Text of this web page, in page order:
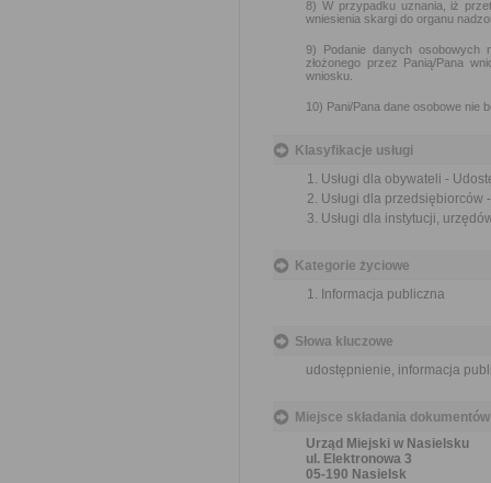
8) W przypadku uznania, iż
wniesienia skargi do organu
9) Podanie danych osobowych
złożonego przez Panią/Pana
wniosku.
10) Pani/Pana dane osobowe nie
Klasyfikacje usługi
Usługi dla obywateli -
Usługi dla
Usługi dla instytucji,
Kategorie życiowe
Informacja publiczna
Słowa kluczowe
udostępnienie, informacja
Miejsce składania dokumentów
Urząd Miejski w Nasielsku
ul. Elektronowa 3
05-190 Nasielsk